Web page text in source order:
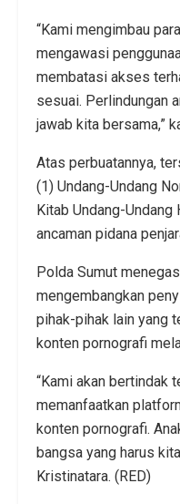
“Kami mengimbau
mengawasi
membatasi akses
sesuai. Perlindungan
jawab kita bersama,”
Atas perbuatannya,
(1) Undang-Undang
Kitab Undang-Undang
ancaman pidana
Polda Sumut
mengembangkan
pihak-pihak lain yang
konten pornografi
“Kami akan bertindak
memanfaatkan
konten pornografi.
bangsa yang harus
Kristinatara. (RED)